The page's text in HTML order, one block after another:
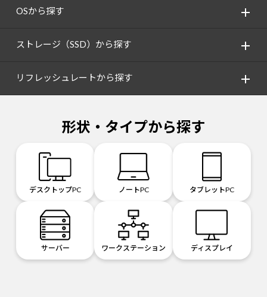
OSから探す
ストレージ（SSD）から探す
リフレッシュレートから探す
形状・タイプから探す
デスクトップPC ノートPC タブレットPC
サーバー ワークステーション ディスプレイ